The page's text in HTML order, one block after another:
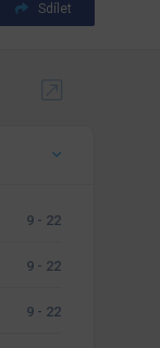
Sdílet
9 - 22
9 - 22
9 - 22